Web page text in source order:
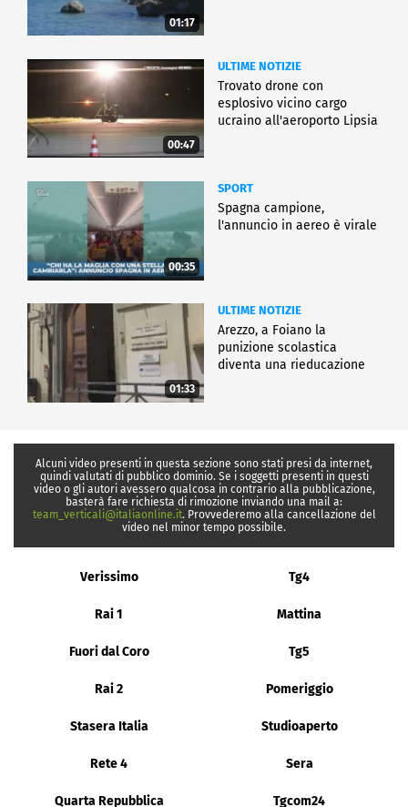
01:17
00:47
ULTIME NOTIZIE
Trovato drone con
esplosivo vicino cargo
ucraino all'aeroporto Lipsia
00:35
SPORT
Spagna campione,
l'annuncio in aereo è virale
01:33
ULTIME NOTIZIE
Arezzo, a Foiano la
punizione scolastica
diventa una rieducazione
Alcuni video presenti in questa sezione sono stati presi da internet,
quindi valutati di pubblico dominio. Se i soggetti presenti in questi
video o gli autori avessero qualcosa in contrario alla pubblicazione,
basterà fare richiesta di rimozione inviando una mail a:
team_verticali@italiaonline.it. Provvederemo alla cancellazione del
video nel minor tempo possibile.
Verissimo Tg4
Rai 1 Mattina
Fuori dal Coro Tg5
Rai 2 Pomeriggio
Stasera Italia Studioaperto
Rete 4 Sera
Quarta Repubblica Tgcom24